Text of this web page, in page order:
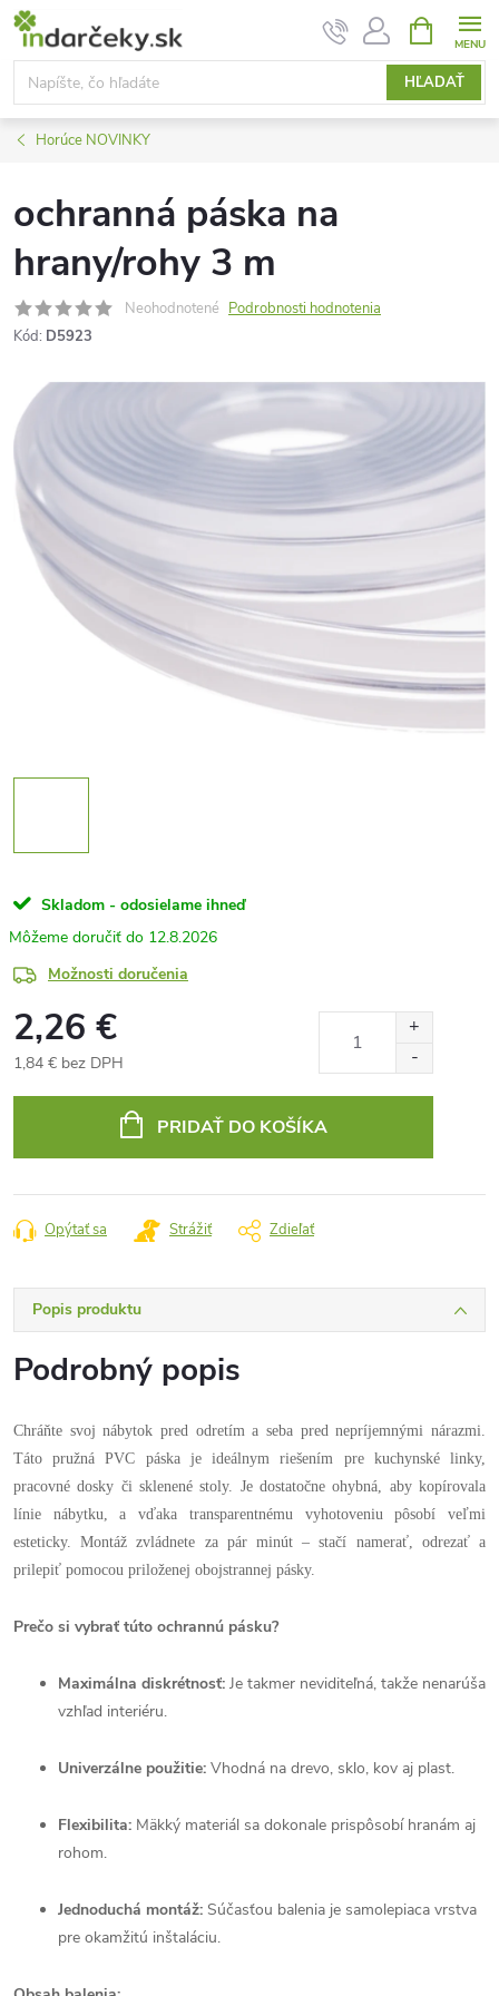
Prejsť
obsah
HĽADAŤ
KOŠÍK
Horúce NOVINKY
ochranná páska na
hrany/rohy 3 m
Neohodnotené Podrobnosti hodnotenia
Kód: D5923
Skladom - odosielame ihneď
12.8.2026
Možnosti doručenia
2,26 €
1,84 € bez DPH
PRIDAŤ DO KOŠÍKA
Opýtať sa Strážiť Zdieľať
Popis produktu
Podrobný popis
Chráňte svoj nábytok pred odretím a seba pred nepríjemnými nárazmi.
Táto pružná PVC páska je ideálnym riešením pre kuchynské linky,
pracovné dosky či sklenené stoly. Je dostatočne ohybná, aby kopírovala
línie nábytku, a vďaka transparentnému vyhotoveniu pôsobí veľmi
esteticky. Montáž zvládnete za pár minút – stačí namerať, odrezať a
prilepiť pomocou priloženej obojstrannej pásky.
Prečo si vybrať túto ochrannú pásku?
Maximálna diskrétnosť: Je takmer neviditeľná, takže nenarúša
vzhľad interiéru.
Univerzálne použitie: Vhodná na drevo, sklo, kov aj plast.
Flexibilita: Mäkký materiál sa dokonale prispôsobí hranám aj
rohom.
Jednoduchá montáž: Súčasťou balenia je samolepiaca vrstva
pre okamžitú inštaláciu.